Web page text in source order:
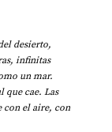
desierto,
infinitas
un mar.
que cae. Las
con el aire, con